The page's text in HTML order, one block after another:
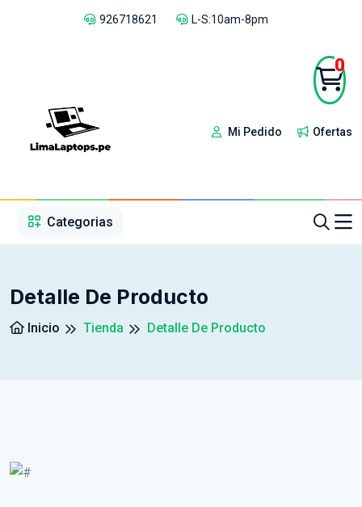
926718621 L-S:10am-8pm
Mi Pedido Ofertas
0
Categorias
Detalle De Producto
Inicio Tienda Detalle De Producto